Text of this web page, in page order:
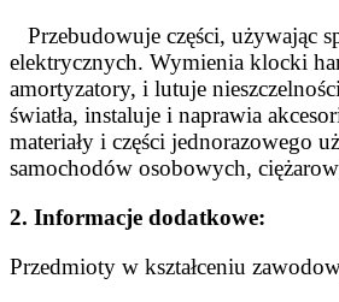
Przebudowuje części, używając
elektrycznych. Wymienia klocki
amortyzatory, i lutuje
światła, instaluje i naprawia
materiały i części jednorazowego
samochodów osobowych,
2. Informacje dodatkowe:
Przedmioty w kształceniu